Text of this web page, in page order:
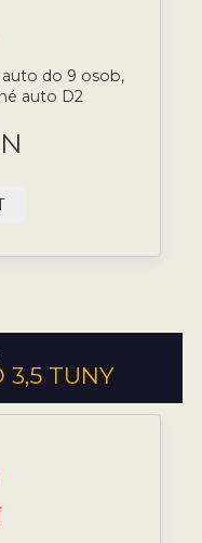
do 9 osob,
auto D2
3,5 TUNY